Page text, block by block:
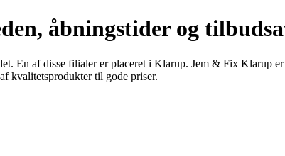
åbningstider og
En af disse filialer er placeret i Klarup. Jem & Fix Klarup
kvalitetsprodukter til gode priser.